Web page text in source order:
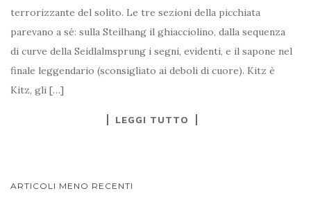
terrorizzante del solito. Le tre sezioni della picchiata
parevano a sé: sulla Steilhang il ghiacciolino, dalla sequenza
di curve della Seidlalmsprung i segni, evidenti, e il sapone nel
finale leggendario (sconsigliato ai deboli di cuore). Kitz è
Kitz, gli […]
LEGGI TUTTO
NAVIGAZIONE
ARTICOLI MENO RECENTI